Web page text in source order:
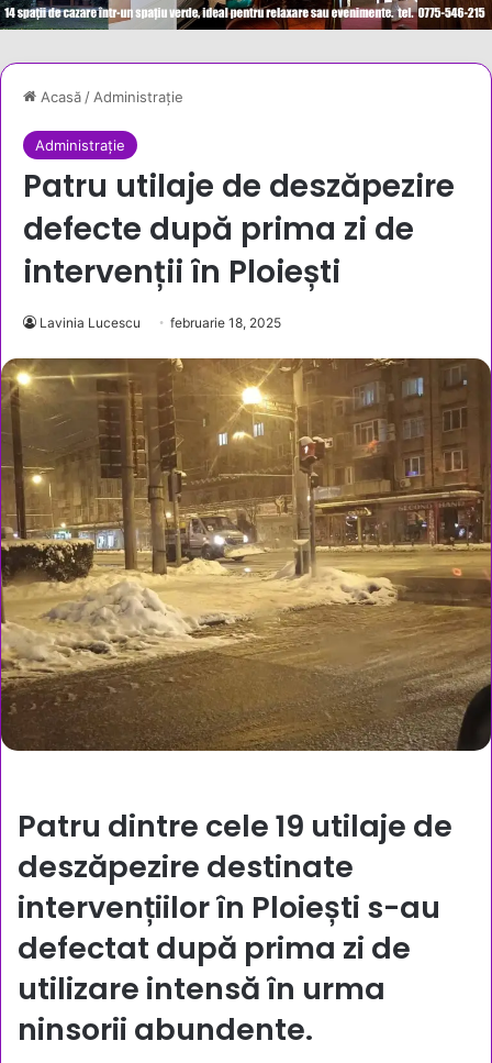
Acasă/Administrație
Administrație
Patru utilaje de deszăpezire
defecte după prima zi de
intervenții în Ploiești
Lavinia Lucescu februarie 18, 2025
Patru dintre cele 19 utilaje de
deszăpezire destinate
intervențiilor în Ploiești s-au
defectat după prima zi de
utilizare intensă în urma
ninsorii abundente.